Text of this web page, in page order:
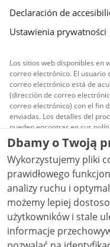
Declaración de
Ustawienia prywatności
Los sitios web disponibles en
correo electrónico. El usuario
correo electrónico está de
(dirección de correo
correo electrónico) con el fin
enviadas. Los detalles del
pueden encontrar en sus
Todo el
Creative
menos
Dbamy o Twoją
Wykorzystujemy pliki
prawidłowego
analizy ruchu i optymalizacji
możemy lepiej
użytkowników i stale
informacje